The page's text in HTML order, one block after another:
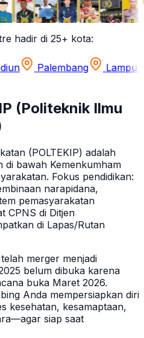
hadir di 25+ kota:
Lampung
(Politeknik Ilmu
(POLTEKIP) adalah
di bawah Kemenkumham
Fokus pendidikan:
narapidana,
pemasyarakatan
CPNS di Ditjen
di Lapas/Rutan
merger menjadi
belum dibuka karena
buka Maret 2026.
Anda mempersiapkan diri
kesehatan, kesamaptaan,
siap saat